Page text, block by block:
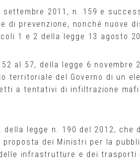
2011, n. 159 e
di prevenzione, nonché nuove
1 e 2 della legge 13 agosto
al 57, della legge 6 novembre
territoriale del Governo di un
a tentativi di infiltrazione
della legge n. 190 del 2012, che
dei Ministri per la
infrastrutture e dei trasporti